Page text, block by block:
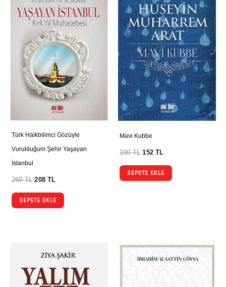
Türk Halkbilimci Gözüyle
Vurulduğum Şehir Yaşayan
İstanbul
260TL 208TL
SEPETE EKLE
Mavi Kubbe
190TL 152TL
SEPETE EKLE